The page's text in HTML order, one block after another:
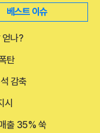
베스트 이슈
얻나?
탄
감축
시
출 35% 쑥